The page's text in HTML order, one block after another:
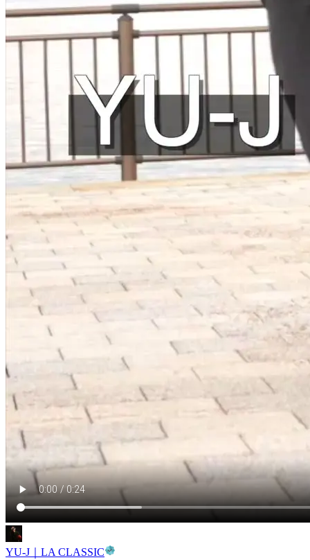
YU-J｜LA CLASSIC